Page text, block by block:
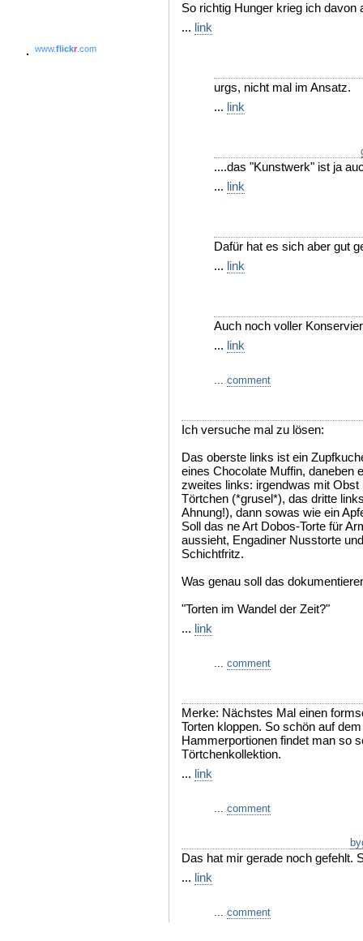
www.flickr.com
So richtig Hunger krieg ich davon
... link
urgs, nicht mal im Ansatz.
... link
....das "Kunstwerk" ist ja
... link
Dafür hat es sich aber gut
... link
Auch noch voller
... link
... comment
Ich versuche mal zu lösen:
Das oberste links ist ein
eines Chocolate Muffin, daneben
zweites links: irgendwas mit
Törtchen (*grusel*), das dritte
Ahnung!), dann sowas wie ein
Soll das ne Art Dobos-Torte für
aussieht, Engadiner Nusstorte
Schichtfritz.
Was genau soll das
"Torten im Wandel der Zeit?"
... link
... comment
Merke: Nächstes Mal einen
Torten kloppen. So schön auf
Hammerportionen findet man so
Törtchenkollektion.
... link
... comment
Das hat mir gerade noch gefehlt.
... link
... comment